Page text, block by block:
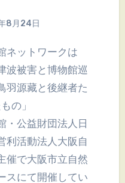
8月24日
ネットワークは
波被害と博物館巡
源藏と後継者た
の」
・公益財団法人日
利活動法人大阪自
催で大阪市立自然
スにて開催してい